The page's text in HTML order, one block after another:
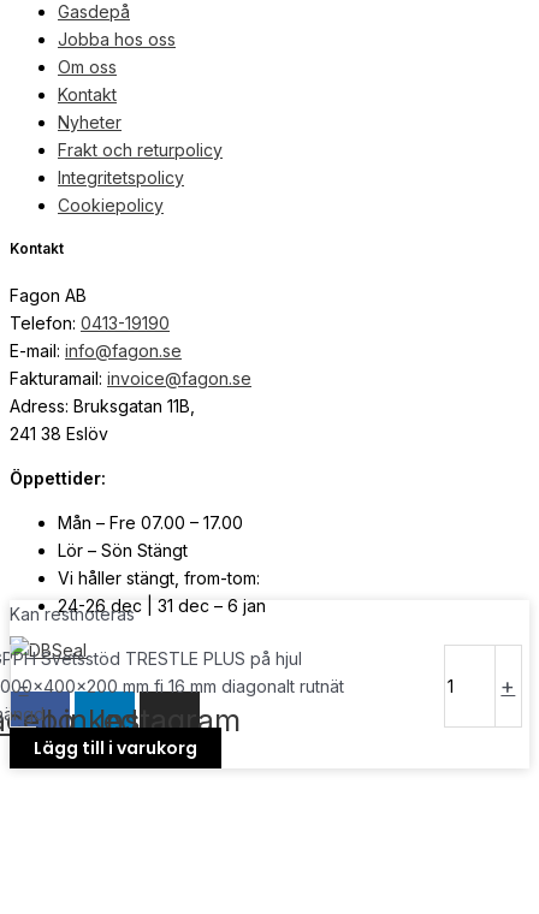
Gasdepå
Jobba hos oss
Om oss
Kontakt
Nyheter
Frakt och returpolicy
Integritetspolicy
Cookiepolicy
Kontakt
Fagon AB
Telefon: 0413-19190
E-mail: info@fagon.se
Fakturamail: invoice@fagon.se
Adress: Bruksgatan 11B,
241 38 Eslöv
Öppettider:
Mån – Fre 07.00 – 17.00
Lör – Sön Stängt
Vi håller stängt, from-tom:
24-26 dec | 31 dec – 6 jan
© Copyright2026 | Webb av Svensk Media Partner
Linkedin
Instagram
Kan restnoteras
-
Svetsstöd TRESTLE PLUS på hjul
mm fi 16 mm diagonalt rutnät
+
Lägg till i varukorg